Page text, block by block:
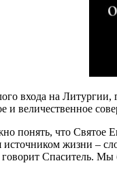
входа на Литургии,
и величественное
понять, что Святое
источником жизни –
Спаситель.